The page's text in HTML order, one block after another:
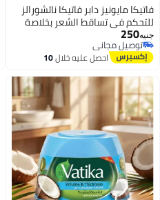
فاتيكا مايونيز دابر فاتيكا ناتشورالز
للتحكم في تساقط الشعر بخلاصة
الصبار والثوم والجرجير للشعر
الضعيف والمتساقط ٥٠٠ مل
جنيه250
توصيل مجاني
توصيل مجانياحصل عليه خلال10